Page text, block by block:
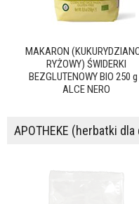
MAKARON
RYŻOWY) ŚWIDERKI
BEZGLUTENOWY BIO 250
ALCE NERO
APOTHEKE (herbatki